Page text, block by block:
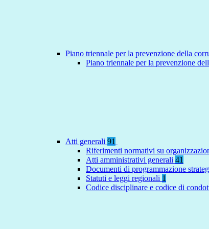
Piano triennale per la prevenzione della
Piano triennale per la prevenzione
Atti generali 91
Riferimenti normativi su
Atti amministrativi generali 41
Documenti di programmazione
Statuti e leggi regionali 1
Codice disciplinare e codice di